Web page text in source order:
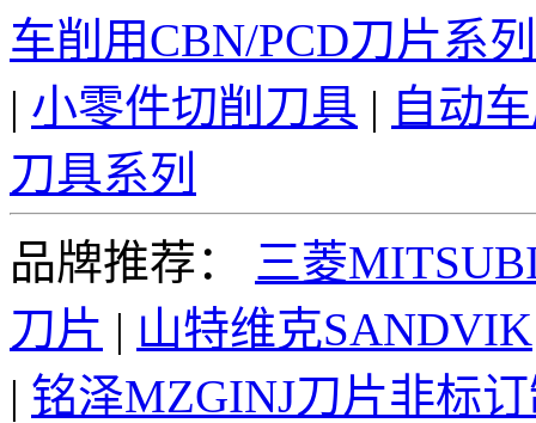
车削用CBN/PCD刀片系列
| 小零件切削刀具 | 自动
刀具系列
品牌推荐：
三菱
刀片 | 山特维克SANDVIK
| 铭泽MZGINJ刀片非标